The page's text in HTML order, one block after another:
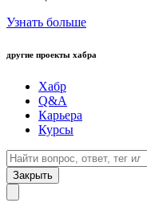
Узнать больше
другие проекты хабра
Хабр
Q&A
Карьера
Курсы
Закрыть